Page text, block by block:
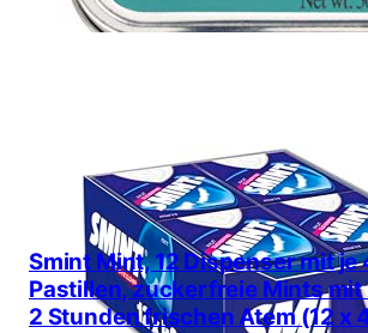
Smint Mint, 12 Dispenser mit
Pastillen, zuckerfreie Mints
2 Stunden frischen Atem (12 x